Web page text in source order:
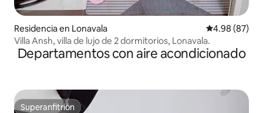
Residencia en Lonavala Calificación
4.98 (87)
Villa Ansh, villa de lujo de 2 dormitorios, Lonavala.
Departamentos con aire acondicionado
Superanfitrión